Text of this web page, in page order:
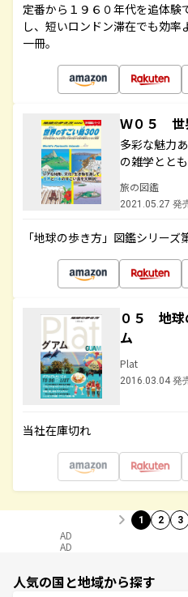
定番から１９６０年代を追体
し、短いロンドン滞在でも効
一冊。
Ｗ０５ 世
多彩な魅力
の雑学とと
旅の図鑑
2021.05.27 発
「地球の歩き方」図鑑シリーズ
０５ 地
ム
Plat
2016.03.04 発
当社在庫切れ
1 2 3
AD
AD
人気の国と地域から探す